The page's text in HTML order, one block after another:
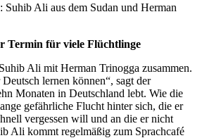
Suhib Ali aus dem Sudan und Herman
Termin für viele Flüchtlinge
Ali mit Herman Trinogga zusammen.
lernen können“, sagt der
Monaten in Deutschland lebt. Wie die
gefährliche Flucht hinter sich, die er
vergessen will und an die er nicht
Ali kommt regelmäßig zum Sprachcafé